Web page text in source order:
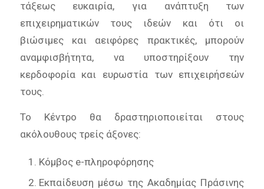
τάξεως ευκαιρία, για ανάπτυξη των
επιχειρηματικών τους ιδεών και ότι οι
βιώσιμες και αειφόρες πρακτικές, μπορούν
αναμφισβήτητα, να υποστηρίξουν την
κερδοφορία και ευρωστία των επιχειρήσεών
τους.
Το Κέντρο θα δραστηριοποιείται στους
ακόλουθους τρείς άξονες:
Κόμβος e-πληροφόρησης
Εκπαίδευση μέσω της Ακαδημίας Πράσινης